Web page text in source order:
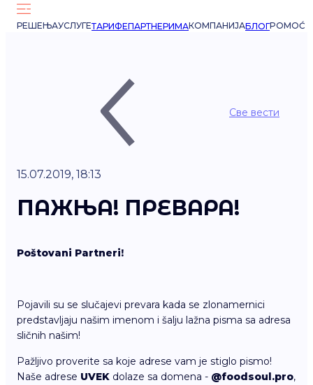
РЕШЕЊАУСЛУГЕТАРИФЕПАРТНЕРИМАКОМПАНИЈАБЛОГPOMOĆ
Све вести
15.07.2019, 18:13
ПАЖЊА! ПРЕВАРА!
Poštovani Partneri!
Pojavili su se slučajevi prevara kada se zlonamernici
predstavljaju našim imenom i šalju lažna pisma sa adresa
sličnih našim!
Pažljivo proverite sa koje adrese vam je stiglo pismo!
Naše adrese UVEK dolaze sa domena - @foodsoul.pro,